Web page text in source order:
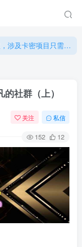
密（位置：网站右下悬浮按钮）
密（位置：网站右下悬浮按钮）
社群（上）
关注 私信
152 12